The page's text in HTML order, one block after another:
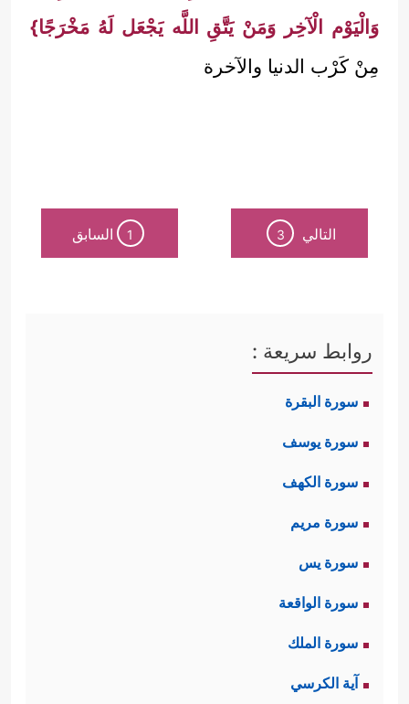
وَالْيَوْم الْآخِر وَمَنْ يَتَّقِ اللَّه يَجْعَل لَهُ مَخْرَجًا}
مِنْ كَرْب الدنيا والآخرة
التالي 3
1 السابق
روابط سريعة :
سورة البقرة
سورة يوسف
سورة الكهف
سورة مريم
سورة يس
سورة الواقعة
سورة الملك
آية الكرسي